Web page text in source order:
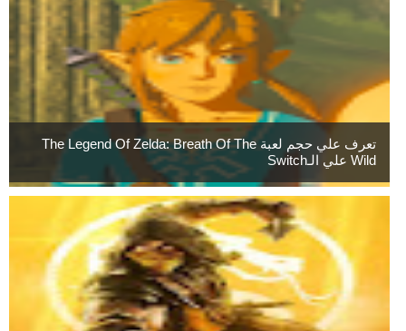
تعرف علي حجم لعبة The Legend Of Zelda: Breath Of The
Wild علي الـSwitch